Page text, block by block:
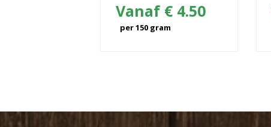
Vanaf € 4.50
per 150 gram